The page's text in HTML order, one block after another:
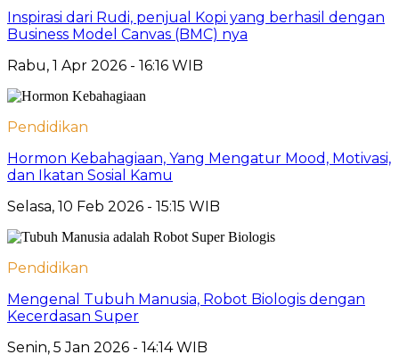
Inspirasi dari Rudi, penjual Kopi yang berhasil dengan
Business Model Canvas (BMC) nya
Rabu, 1 Apr 2026 - 16:16 WIB
Pendidikan
Hormon Kebahagiaan, Yang Mengatur Mood, Motivasi,
dan Ikatan Sosial Kamu
Selasa, 10 Feb 2026 - 15:15 WIB
Pendidikan
Mengenal Tubuh Manusia, Robot Biologis dengan
Kecerdasan Super
Senin, 5 Jan 2026 - 14:14 WIB